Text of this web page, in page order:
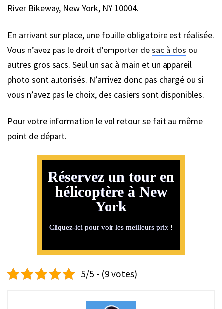
River Bikeway, New York, NY 10004.
En arrivant sur place, une fouille obligatoire est réalisée.
Vous n’avez pas le droit d’emporter desac à dos ou
autres gros sacs. Seul un sac à main et un appareil
photo sont autorisés. N’arrivez donc pas chargé ou si
vous n’avez pas le choix, des casiers sont disponibles.
Pour votre information le vol retour se fait au même
point de départ.
Réservez un tour en
hélicoptère à New
York
Cliquez-ici pour voir les meilleurs prix !
5/5 - (9 votes)